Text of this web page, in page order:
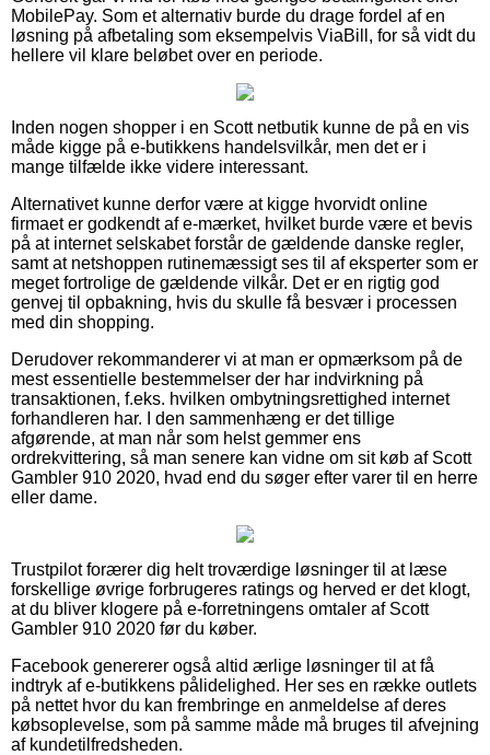
MobilePay. Som et alternativ burde du drage fordel af en
løsning på afbetaling som eksempelvis ViaBill, for så vidt du
hellere vil klare beløbet over en periode.
Inden nogen shopper i en Scott netbutik kunne de på en vis
måde kigge på e-butikkens handelsvilkår, men det er i
mange tilfælde ikke videre interessant.
Alternativet kunne derfor være at kigge hvorvidt online
firmaet er godkendt af e-mærket, hvilket burde være et bevis
på at internet selskabet forstår de gældende danske regler,
samt at netshoppen rutinemæssigt ses til af eksperter som er
meget fortrolige de gældende vilkår. Det er en rigtig god
genvej til opbakning, hvis du skulle få besvær i processen
med din shopping.
Derudover rekommanderer vi at man er opmærksom på de
mest essentielle bestemmelser der har indvirkning på
transaktionen, f.eks. hvilken ombytningsrettighed internet
forhandleren har. I den sammenhæng er det tillige
afgørende, at man når som helst gemmer ens
ordrekvittering, så man senere kan vidne om sit køb af Scott
Gambler 910 2020, hvad end du søger efter varer til en herre
eller dame.
Trustpilot forærer dig helt troværdige løsninger til at læse
forskellige øvrige forbrugeres ratings og herved er det klogt,
at du bliver klogere på e-forretningens omtaler af Scott
Gambler 910 2020 før du køber.
Facebook genererer også altid ærlige løsninger til at få
indtryk af e-butikkens pålidelighed. Her ses en række outlets
på nettet hvor du kan frembringe en anmeldelse af deres
købsoplevelse, som på samme måde må bruges til afvejning
af kundetilfredsheden.